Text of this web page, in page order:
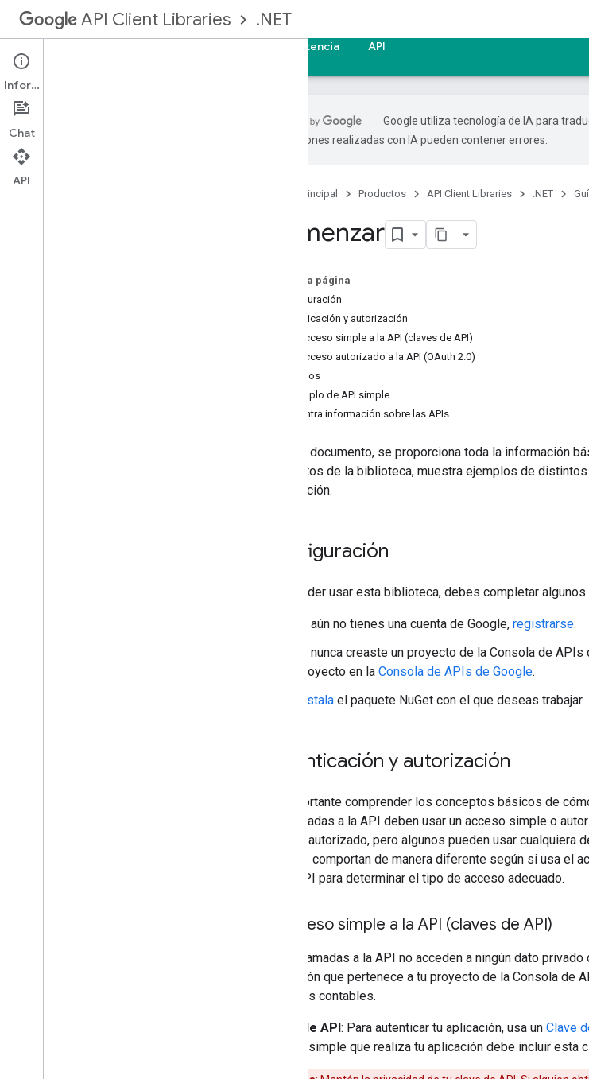
API Client Libraries .NET
Asistencia API
Comenzar
Google utiliza tecnología de IA para
traducciones realizadas con IA pueden contener errores.
Página principal Productos API Client Libraries .NET
Comenzar
En esta página
Configuración
Autenticación y autorización
1. Acceso simple a la API (claves de API)
2. Acceso autorizado a la API (OAuth 2.0)
Ejemplos
Ejemplo de API simple
Encuentra información sobre las APIs
En este documento, se proporciona toda la información
conceptos de la biblioteca, muestra ejemplos de
información.
Configuración
Para poder usar esta biblioteca, debes completar
Si aún no tienes una cuenta de Google, registrarse.
Si nunca creaste un proyecto de la Consola de
proyecto en la Consola de APIs de Google.
Instala el paquete NuGet con el que deseas trabajar.
Autenticación y autorización
Es importante comprender los conceptos básicos de
las llamadas a la API deben usar un acceso simple o
acceso autorizado, pero algunos pueden usar
ellas se comportan de manera diferente según si usa el
de la API para determinar el tipo de acceso adecuado.
Acceso simple a la API (claves de API)
Estas llamadas a la API no acceden a ningún dato
aplicación que pertenece a tu proyecto de la Consola
con fines contables.
Clave de API: Para autenticar tu aplicación, usa un Clave
acceso simple que realiza tu aplicación debe incluir esta
Información
Chat
API